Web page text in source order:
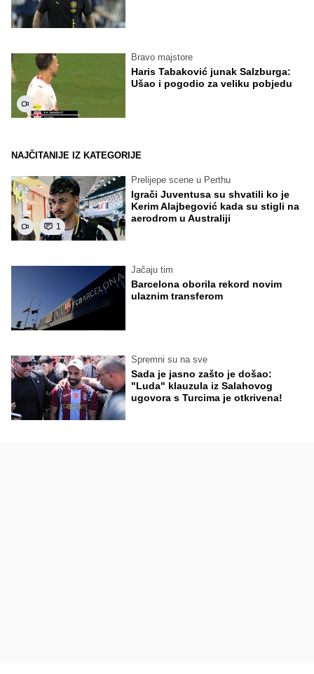
Bravo majstore
Haris Tabaković junak Salzburga:
Ušao i pogodio za veliku pobjedu
NAJČITANIJE IZ KATEGORIJE
1
Prelijepe scene u Perthu
Igrači Juventusa su shvatili ko je
Kerim Alajbegović kada su stigli na
aerodrom u Australiji
Jačaju tim
Barcelona oborila rekord novim
ulaznim transferom
Spremni su na sve
Sada je jasno zašto je došao:
"Luda" klauzula iz Salahovog
ugovora s Turcima je otkrivena!